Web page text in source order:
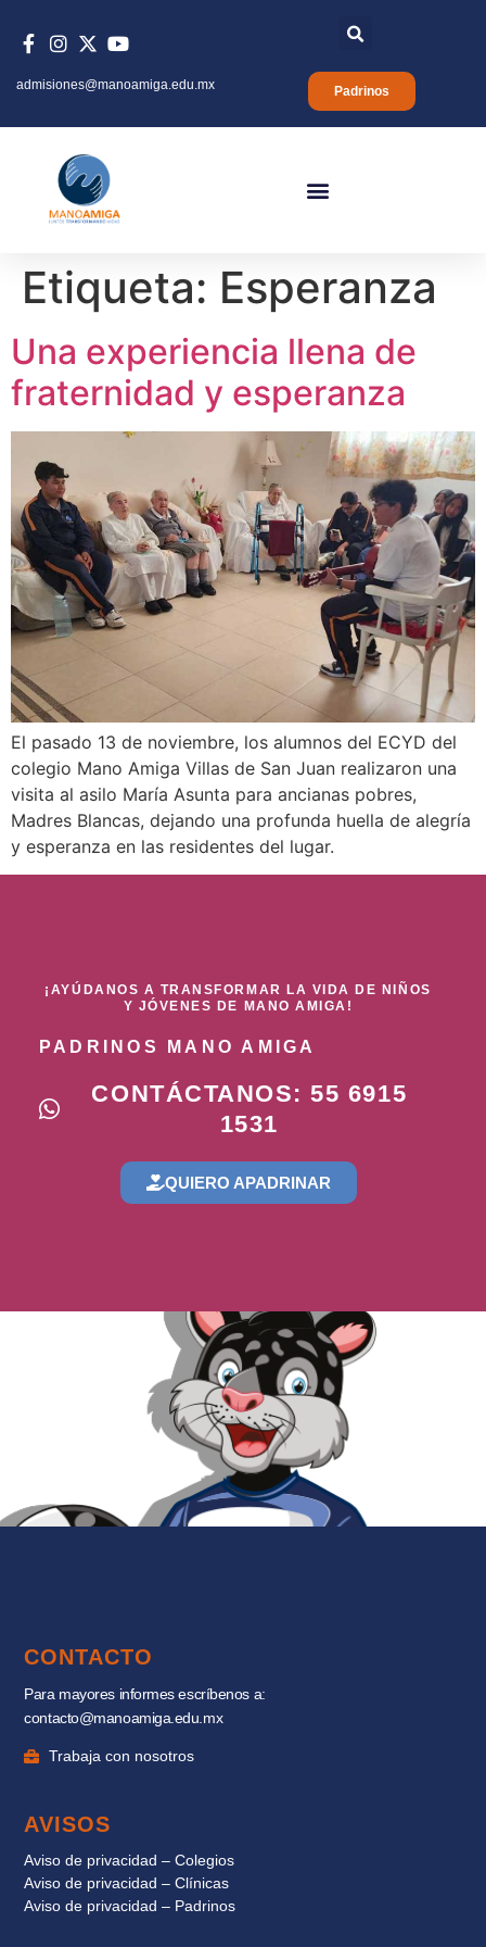
Padrinos
admisiones@manoamiga.edu.mx
Etiqueta: Esperanza
Una experiencia llena de
fraternidad y esperanza
El pasado 13 de noviembre, los alumnos del ECYD del
colegio Mano Amiga Villas de San Juan realizaron una
visita al asilo María Asunta para ancianas pobres,
Madres Blancas, dejando una profunda huella de alegría
y esperanza en las residentes del lugar.
¡AYÚDANOS A TRANSFORMAR LA VIDA DE NIÑOS
Y JÓVENES DE MANO AMIGA!
PADRINOS MANO AMIGA
CONTÁCTANOS: 55 6915
1531
QUIERO APADRINAR
CONTACTO
Para mayores informes escríbenos a:
contacto@manoamiga.edu.mx
Trabaja con nosotros
AVISOS
Aviso de privacidad – Colegios
Aviso de privacidad – Clínicas
Aviso de privacidad – Padrinos